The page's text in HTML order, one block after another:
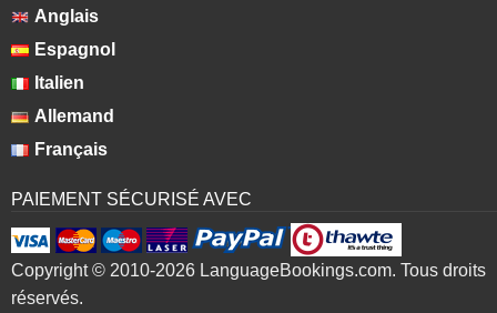
Anglais
Espagnol
Italien
Allemand
Français
PAIEMENT SÉCURISÉ AVEC
Copyright © 2010-2026 LanguageBookings.com. Tous droits
réservés.